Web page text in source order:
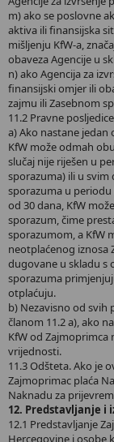
m) ako se poslovne
aktiva ili finansijska
mišljenju KfW-a,
obaveza Agencije u
n) ako Agencija za
finansijski omjer ili
zajmu ili Zasebnom
11.2 Pravne
a) Ako nastane jedan
KfW može odmah
slučaj nije riješen u
sporazuma) ili u
sporazuma u
od 30 dana, KfW
sporazum, čime
sporazumom, a KfW
neotplaćenog iznosa
dugovane u skladu s
sporazuma
otplaćuju.
b) Nezavisno od svih
članom 11.2 a), ako
KfW od
vrijednosti.
11.3 Odšteta. Ako je
Zajmoprimac plaća
Naknadu za
12. Predstavljanje i
12.1 Predstavljanje
Hercegovine i osobe